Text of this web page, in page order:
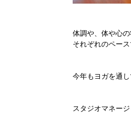
体調や、体や心の
それぞれのペー
今年もヨガを通
スタジオマネー